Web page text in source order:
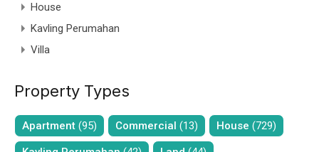
House
Kavling Perumahan
Villa
Property Types
Apartment (95) Commercial (13) House (729)